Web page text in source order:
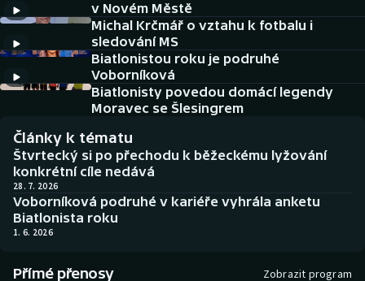
DALŠÍ SPORTY
Americký fotbal
Baseball a softbal
Basketbal
Biatlon
Boby a skeleton
NEPŘEHLÉDNĚTE
Soutěže
Historické návraty
Aplikace ČT sport
AZ kvíz
v Novém Městě
Michal Krčmář o vztahu k fotbalu i
sledování MS
Biatlonistou roku je podruhé
Voborníková
Biatlonisty povedou domácí legendy
Moravec se Šlesingrem
Články k tématu
Štvrtecký si po přechodu k běžeckému lyžování
konkrétní cíle nedává
28. 7. 2026
Voborníková podruhé v kariéře vyhrála anketu
Biatlonista roku
1. 6. 2026
Přímé přenosy Zobrazit program